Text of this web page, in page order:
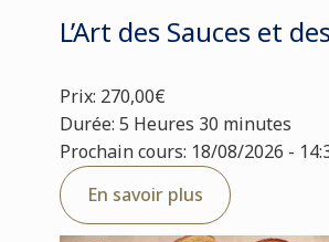
L’Art des Sauces et
Prix: 270,00€
Durée: 5 Heures 30 minutes
Prochain cours: 18/08/2026 -
En savoir plus